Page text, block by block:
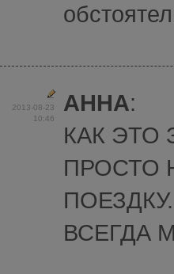
2013-08-23
10:46
АННА:
КАК ЭТО
ПРОСТО
ПОЕЗДКУ.
ВСЕГДА